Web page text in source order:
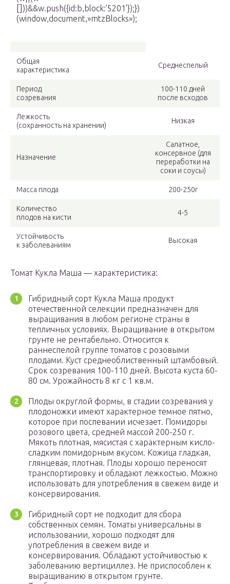
[]))&&w.push({id:b,block:’5201’});})
(window,document,»mtzBlocks»);
Общая
характеристика
Среднеспелый
Период
созревания
100-110 дней
после всходов
Лежкость
(сохранность на хранении)
Низкая
Назначение
Салатное,
консервное (для
переработки на
соки и соусы)
Масса плода 200-250г
Количество
плодов на кисти
4-5
Устойчивость
к заболеваниям
Высокая
Томат Кукла Маша — характеристика:
Гибридный сорт Кукла Маша продукт
отечественной селекции предназначен для
выращивания в любом регионе страны в
тепличных условиях. Выращивание в открытом
грунте не рентабельно. Относится к
раннеспелой группе томатов с розовыми
плодами. Куст среднеоблиственный штамбовый.
Срок созревания 100-110 дней. Высота куста 60-
80 см. Урожайность 8 кг с 1 кв.м.
Плоды округлой формы, в стадии созревания у
плодоножки имеют характерное темное пятно,
которое при поспевании исчезает. Помидоры
розового цвета, средней массой 200-250 г.
Мякоть плотная, мясистая с характерным кисло-
сладким помидорным вкусом. Кожица гладкая,
глянцевая, плотная. Плоды хорошо переносят
транспортировку и обладают лежкостью. Можно
использовать для употребления в свежем виде и
консервирования.
Гибридный сорт не подходит для сбора
собственных семян. Томаты универсальны в
использовании, хорошо подходят для
употребления в свежем виде и
консервирования. Обладают устойчивостью к
заболеванию вертициллез. Не приспособлен к
выращиванию в открытом грунте.